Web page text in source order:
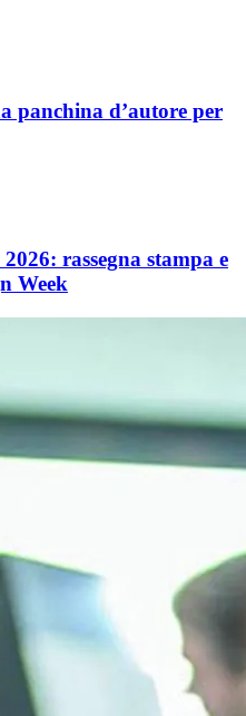
panchina d’autore per
rassegna stampa e
Week